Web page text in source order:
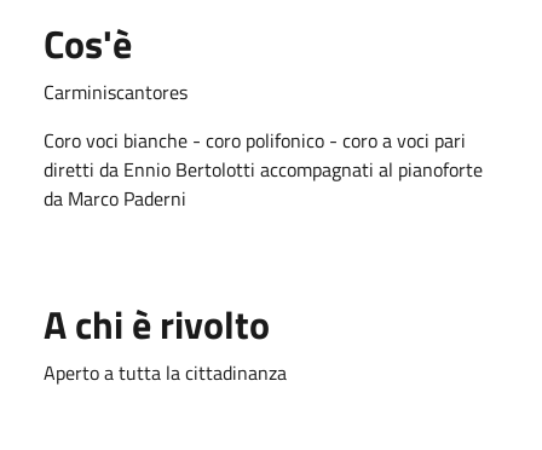
Cos'è
Carminiscantores
Coro voci bianche - coro polifonico - coro a voci pari
diretti da Ennio Bertolotti accompagnati al pianoforte
da Marco Paderni
A chi è rivolto
Aperto a tutta la cittadinanza